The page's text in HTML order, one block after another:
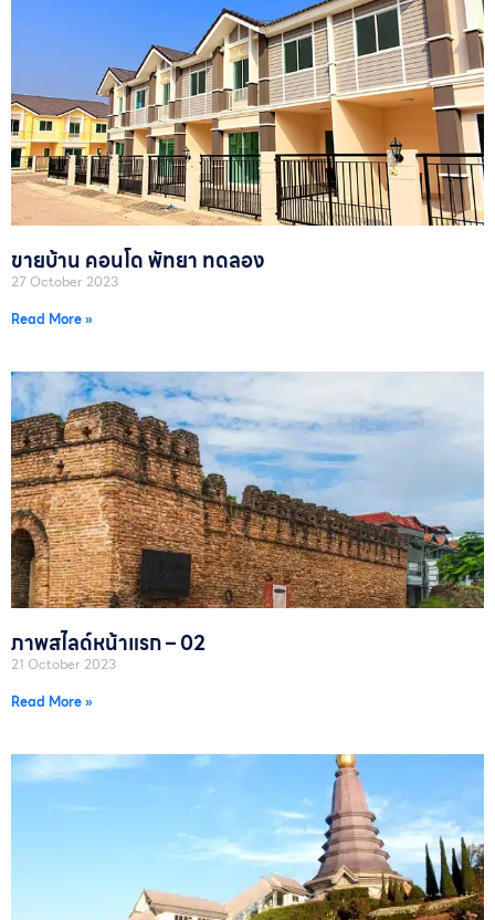
ขายบ้าน คอนโด พัทยา ทดลอง
27 October 2023
Read More »
ภาพสไลด์หน้าแรก – 02
21 October 2023
Read More »